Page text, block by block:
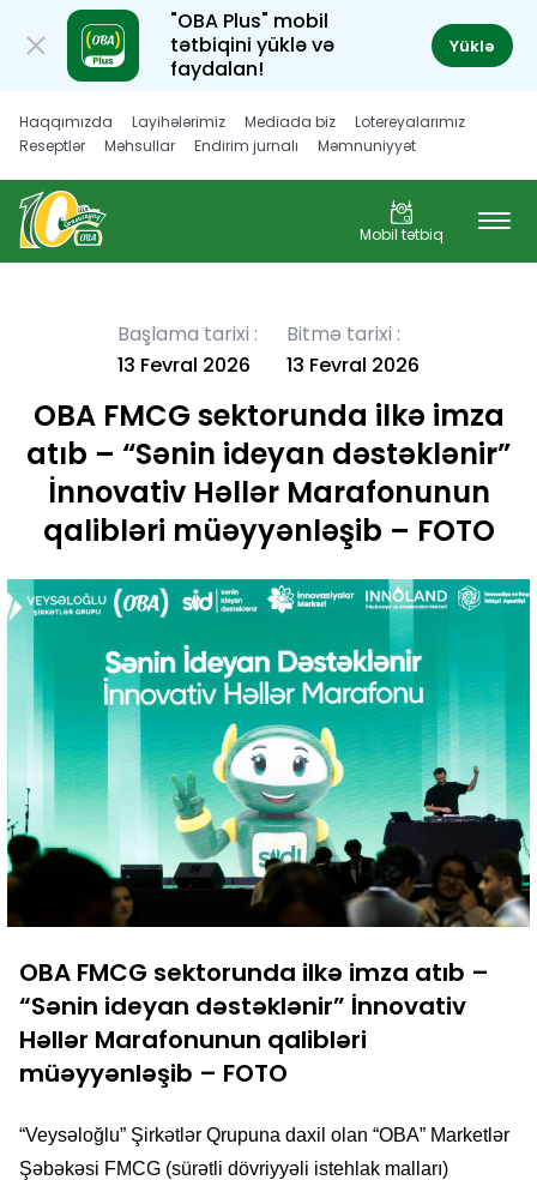
Haqqımızda Layihələrimiz Mediada biz
Lotereyalarımız
Reseptlər
Məhsullar Endirim jurnalı
Məmnuniyyət
Mobil tətbiq
Başlama tarixi :
13 Fevral 2026
Bitmə tarixi :
13 Fevral 2026
OBA FMCG sektorunda ilkə imza
atıb – “Sənin ideyan dəstəklənir”
İnnovativ Həllər Marafonunun
qalibləri müəyyənləşib – FOTO
OBA FMCG sektorunda ilkə imza atıb –
“Sənin ideyan dəstəklənir” İnnovativ
Həllər Marafonunun qalibləri
müəyyənləşib – FOTO
“Veysəloğlu” Şirkətlər Qrupuna daxil olan “OBA” Marketlər
Şəbəkəsi FMCG (sürətli dövriyyəli istehlak malları)
"OBA Plus" mobil
tətbiqini yüklə və
faydalan!
Yüklə